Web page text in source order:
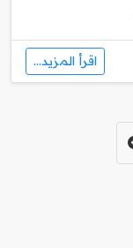
اقرأ المزيد...